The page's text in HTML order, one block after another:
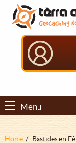
Overslaan
naar
Aller
menu
principal
Aller
pied
Menu
Kruimelpad
Home Bastides en